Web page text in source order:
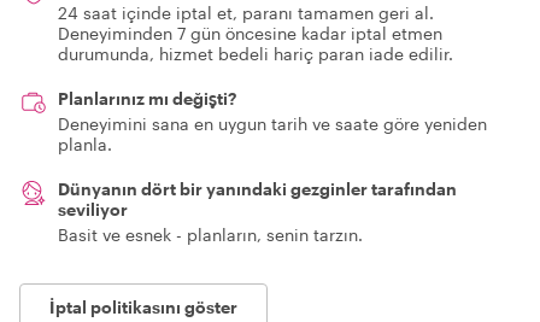
24 saat içinde iptal et, paranı tamamen geri al.
Deneyiminden 7 gün öncesine kadar iptal etmen
durumunda, hizmet bedeli hariç paran iade edilir.
Planlarınız mı değişti?
Deneyimini sana en uygun tarih ve saate göre yeniden
planla.
Dünyanın dört bir yanındaki gezginler tarafından
seviliyor
Basit ve esnek - planların, senin tarzın.
İptal politikasını göster